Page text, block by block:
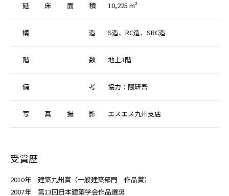
延 床 面 積 10,225 m²
構 造 S造、RC造、SRC造
階 数 地上3階
備 考 協力：隈研吾
写 真 撮 影 エスエス九州支店
受賞歴
2010年 建築九州賞（一般建築部門 作品賞）
2007年 第13回日本建築学会作品選奨